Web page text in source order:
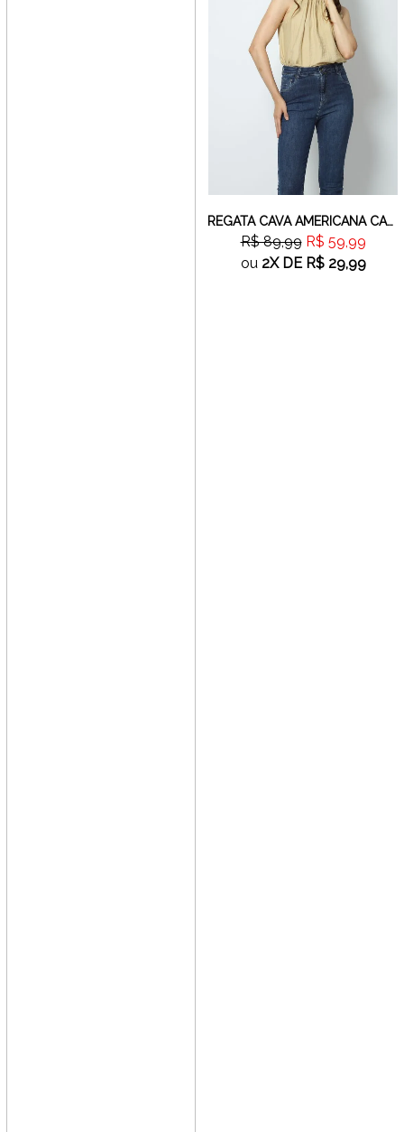
REGATA CAVA AMERICANA CARAMELO
R$ 89,99 R$ 59,99
ou 2XDE R$ 29,99